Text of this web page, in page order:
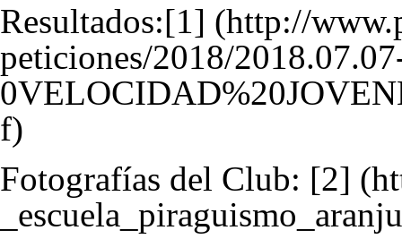
Resultados:[1]
Fotografías del Club: [2]